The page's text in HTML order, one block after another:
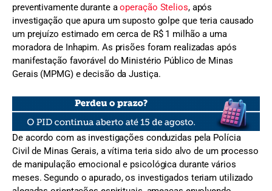
preventivamente durante aoperação Stelios, após
investigação que apura um suposto golpe que teria causado
um prejuízo estimado em cerca de R$ 1 milhão a uma
moradora de Inhapim. As prisões foram realizadas após
manifestação favorável do Ministério Público de Minas
Gerais (MPMG) e decisão da Justiça.
De acordo com as investigações conduzidas pela Polícia
Civil de Minas Gerais, a vítima teria sido alvo de um processo
de manipulação emocional e psicológica durante vários
meses. Segundo o apurado, os investigados teriam utilizado